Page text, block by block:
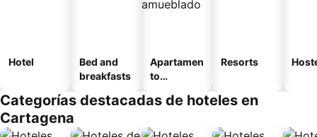
Hotel
Bed and
breakfasts
Apartamen
to
o
Resorts
Categorías destacadas de hoteles en
Cartagena